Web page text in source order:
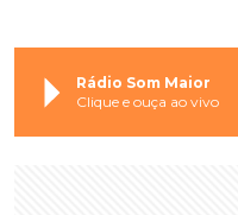
Rádio Som Maior
Clique e ouça ao vivo